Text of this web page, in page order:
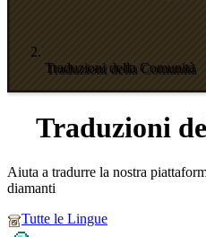
Traduzioni della Comunità
Traduzioni
Aiuta a tradurre la nostra
diamanti
Tutte le Lingue